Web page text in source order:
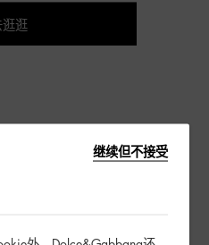
逛逛
继续但不接受